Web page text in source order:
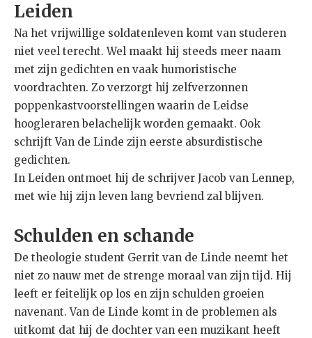
Leiden
Na het vrijwillige soldatenleven komt van studeren
niet veel terecht. Wel maakt hij steeds meer naam
met zijn gedichten en vaak humoristische
voordrachten. Zo verzorgt hij zelfverzonnen
poppenkastvoorstellingen waarin de Leidse
hoogleraren belachelijk worden gemaakt. Ook
schrijft Van de Linde zijn eerste absurdistische
gedichten.
In Leiden ontmoet hij de schrijver Jacob van Lennep,
met wie hij zijn leven lang bevriend zal blijven.
Schulden en schande
De theologie student Gerrit van de Linde neemt het
niet zo nauw met de strenge moraal van zijn tijd. Hij
leeft er feitelijk op los en zijn schulden groeien
navenant. Van de Linde komt in de problemen als
uitkomt dat hij de dochter van een muzikant heeft